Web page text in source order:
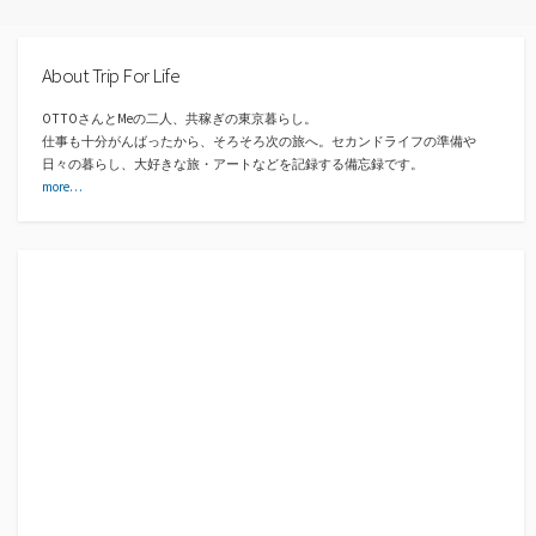
About Trip For Life
OTTOさんとMeの二人、共稼ぎの東京暮らし。
仕事も十分がんばったから、そろそろ次の旅へ。セカンドライフの準備や
日々の暮らし、大好きな旅・アートなどを記録する備忘録です。
more…